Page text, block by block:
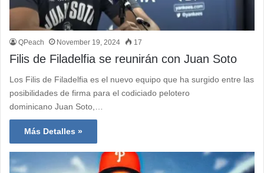
QPeach November 19, 2024 17
Filis de Filadelfia se reunirán con Juan Soto
Los Filis de Filadelfia es el nuevo equipo que ha surgido entre las
posibilidades de firma para el codiciado pelotero
dominicano Juan Soto,…
Más Detalles »